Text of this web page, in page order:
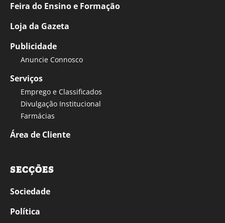
Feira do Ensino e Formação
Loja da Gazeta
Publicidade
Anuncie Connosco
Serviços
Emprego e Classificados
Divulgação Institucional
Farmácias
Área de Cliente
SECÇÕES
Sociedade
Política